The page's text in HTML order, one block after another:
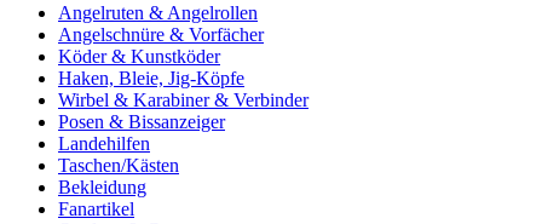
Angelruten & Angelrollen
Angelschnüre & Vorfächer
Köder & Kunstköder
Haken, Bleie, Jig-Köpfe
Wirbel & Karabiner & Verbinder
Posen & Bissanzeiger
Landehilfen
Taschen/Kästen
Bekleidung
Fanartikel